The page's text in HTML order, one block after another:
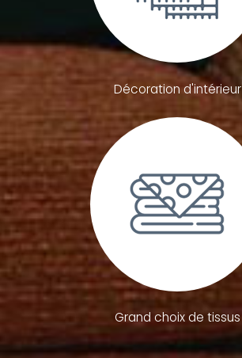
Décoration d'intérieur
Grand choix de tissus